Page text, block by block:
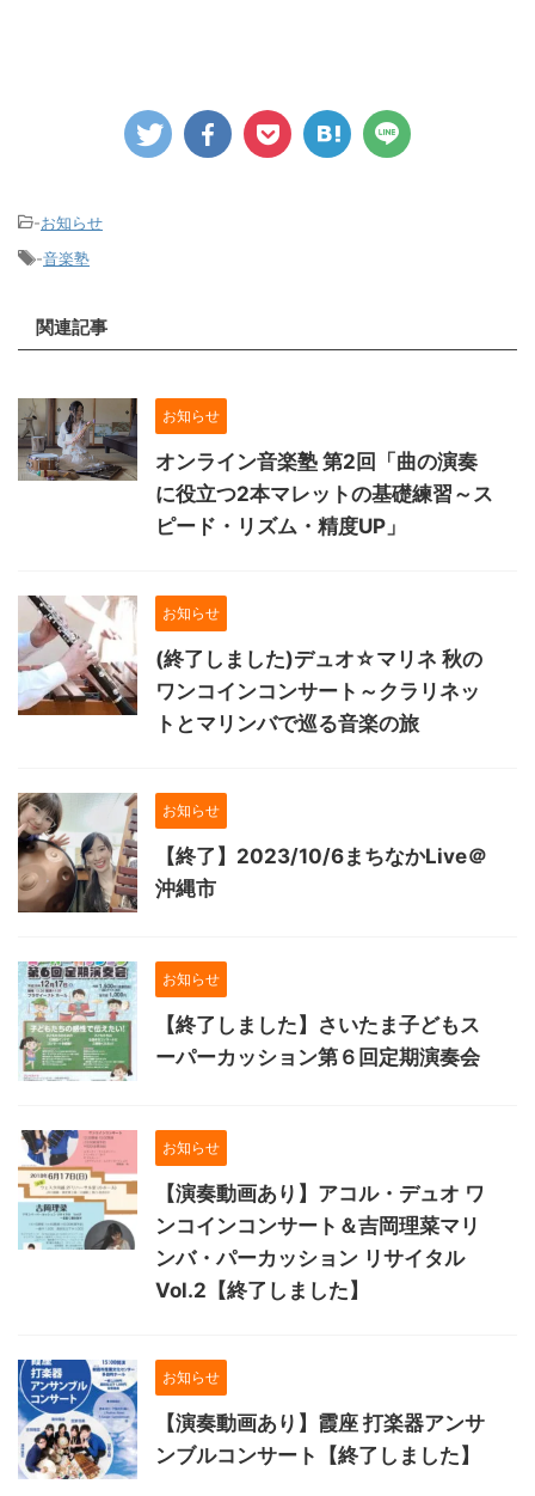
-お知らせ
-音楽塾
関連記事
お知らせ
オンライン音楽塾 第2回「曲の演奏
に役立つ2本マレットの基礎練習～ス
ピード・リズム・精度UP」
お知らせ
(終了しました)デュオ☆マリネ 秋の
ワンコインコンサート～クラリネッ
トとマリンバで巡る音楽の旅
お知らせ
【終了】2023/10/6まちなかLive＠
沖縄市
お知らせ
【終了しました】さいたま子どもス
ーパーカッション第６回定期演奏会
お知らせ
【演奏動画あり】アコル・デュオ ワ
ンコインコンサート＆吉岡理菜マリ
ンバ・パーカッション リサイタル
Vol.2【終了しました】
お知らせ
【演奏動画あり】霞座 打楽器アンサ
ンブルコンサート【終了しました】